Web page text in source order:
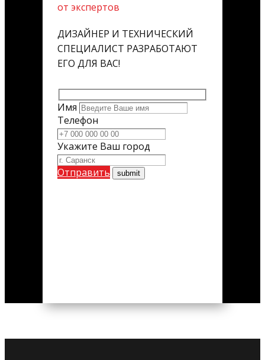
от экспертов
ДИЗАЙНЕР И ТЕХНИЧЕСКИЙ
СПЕЦИАЛИСТ РАЗРАБОТАЮТ
ЕГО ДЛЯ ВАС!
Имя
Телефон
Укажите Ваш город
Отправить